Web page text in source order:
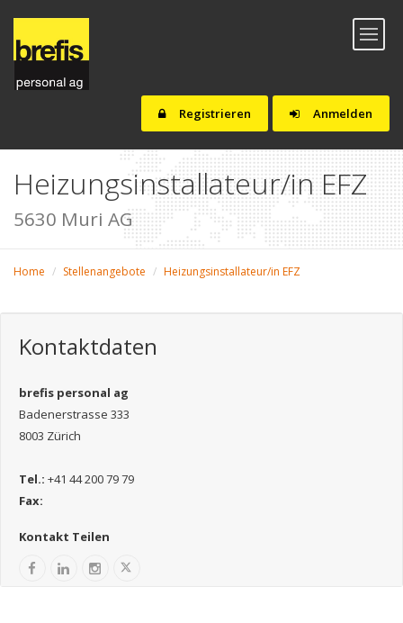
Anmelden
Registrieren
Toggle
Heizungsinstallateur/in EFZ
5630 Muri AG
Home Stellenangebote Heizungsinstallateur/in EFZ
Kontaktdaten
brefis personal ag
Badenerstrasse 333
8003 Zürich
Tel.: +41 44 200 79 79
Fax:
Kontakt Teilen